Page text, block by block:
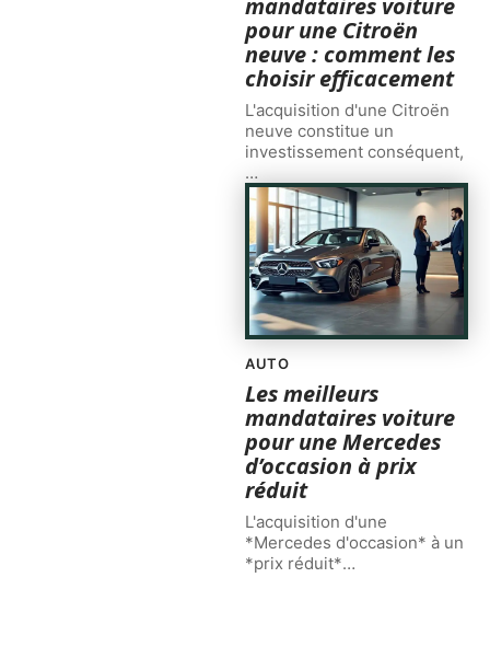
mandataires voiture
pour une Citroën
neuve : comment les
choisir efficacement
L'acquisition d'une Citroën
neuve constitue un
investissement conséquent,
…
AUTO
Les meilleurs
mandataires voiture
pour une Mercedes
d’occasion à prix
réduit
L'acquisition d'une
*Mercedes d'occasion* à un
*prix réduit*…